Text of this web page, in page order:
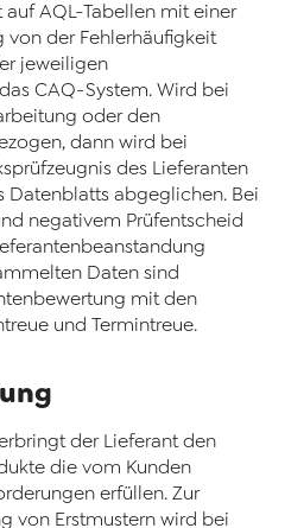
AQL-Tabellen mit einer
von der Fehlerhäufigkeit
jeweiligen
CAQ-System. Wird bei
oder den
dann wird bei
des Lieferanten
Datenblatts abgeglichen. Bei
negativem Prüfentscheid
Daten sind
mit den
und Termintreue.
der Lieferant den
die vom Kunden
erfüllen. Zur
von Erstmustern wird bei